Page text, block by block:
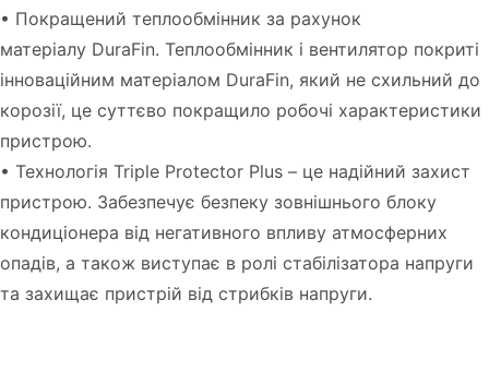
• Покращений теплообмінник за рахунок
матеріалу DuraFin. Теплообмінник і вентилятор покриті
інноваційним матеріалом DuraFin, який не схильний до
корозії, це суттєво покращило робочі характеристики
пристрою.
• Технологія Triple Protector Plus – це надійний захист
пристрою. Забезпечує безпеку зовнішнього блоку
кондиціонера від негативного впливу атмосферних
опадів, а також виступає в ролі стабілізатора напруги
та захищає пристрій від стрибків напруги.